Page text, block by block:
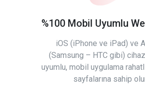
%100 Mobil Uyumlu
iOS (iPhone ve iPad) ve
(Samsung – HTC gibi)
uyumlu, mobil uygulama
sayfalarına sahip